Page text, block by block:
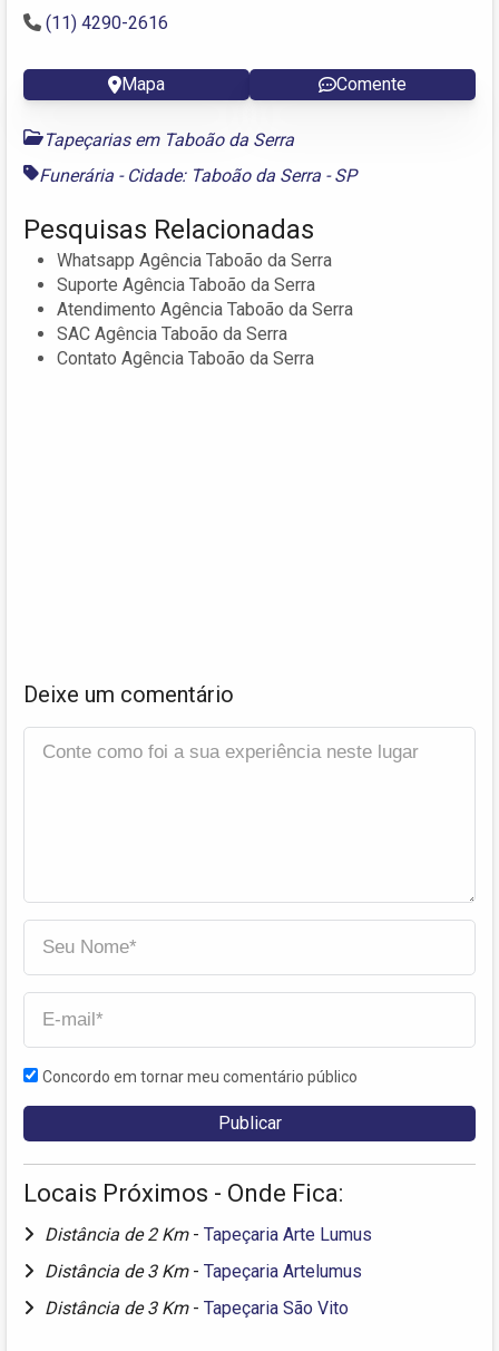
(11) 4290-2616
Mapa Comente
Tapeçarias em Taboão da Serra
Funerária - Cidade: Taboão da Serra - SP
Pesquisas Relacionadas
Whatsapp Agência Taboão da Serra
Suporte Agência Taboão da Serra
Atendimento Agência Taboão da Serra
SAC Agência Taboão da Serra
Contato Agência Taboão da Serra
Deixe um comentário
Concordo em tornar meu comentário público
Locais Próximos - Onde Fica:
Distância de 2 Km - Tapeçaria Arte Lumus
Distância de 3 Km - Tapeçaria Artelumus
Distância de 3 Km - Tapeçaria São Vito